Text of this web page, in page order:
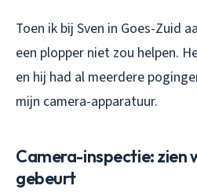
Toen ik bij Sven in Goes-Zuid
een plopper niet zou helpen.
en hij had al meerdere
mijn camera-apparatuur.
Camera-inspectie: zien
gebeurt